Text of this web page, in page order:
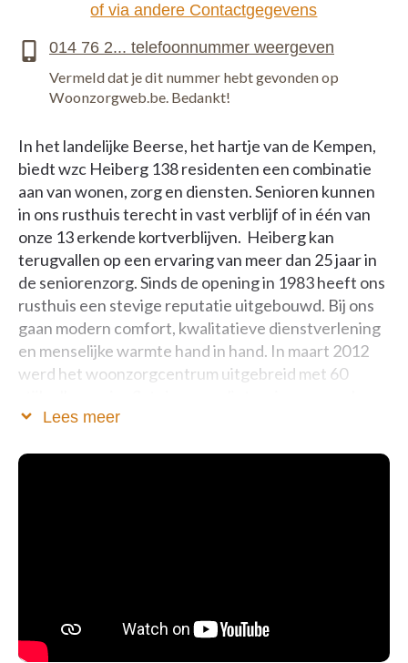
In het landelijke Beerse, het hartje van de Kempen,
biedt wzc Heiberg 138 residenten een combinatie
aan van wonen, zorg en diensten. Senioren kunnen
in ons rusthuis terecht in vast verblijf of in één van
onze 13 erkende kortverblijven. Heiberg kan
terugvallen op een ervaring van meer dan 25 jaar in
de seniorenzorg. Sinds de opening in 1983 heeft ons
rusthuis een stevige reputatie uitgebouwd. Bij ons
gaan modern comfort, kwalitatieve dienstverlening
en menselijke warmte hand in hand. In maart 2012
werd het woonzorgcentrum uitgebreid met 60
vlak naast het rusthuis. U kunt bij ons ook terecht
Lees meer
of via andere Contactgegevens
Vermeld dat je dit nummer hebt gevonden op
Woonzorgweb.be. Bedankt!